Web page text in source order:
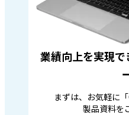
業績向上を実現
まずは、お気軽に
製品資料を